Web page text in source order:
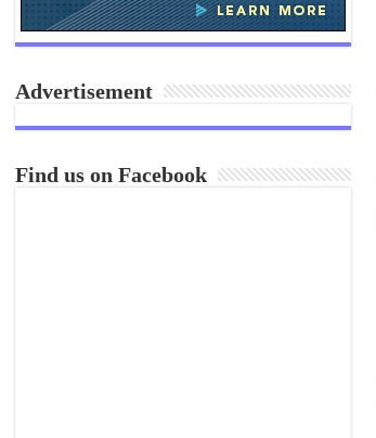
Advertisement
Find us on Facebook